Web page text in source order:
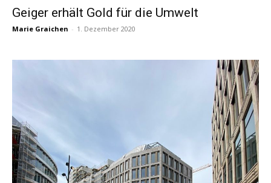
Geiger erhält Gold für die Umwelt
Marie Graichen - 1. Dezember 2020